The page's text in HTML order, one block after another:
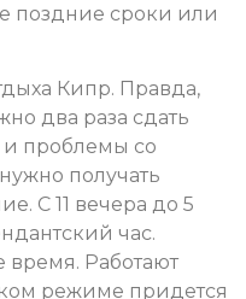
поздние сроки или
Кипр. Правда,
два раза сдать
и проблемы со
получать
С 11 вечера до 5
час.
время. Работают
режиме придется